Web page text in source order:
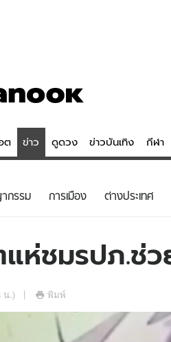
ต ข่าว ดูดวง ข่าวบันเทิง กีฬา
ดูดวง - ตรว
สถิติหวยไทย
กรรม การเมือง ต่างประเทศ
แห่ชมรปภ.ช่
น.) พิมพ์